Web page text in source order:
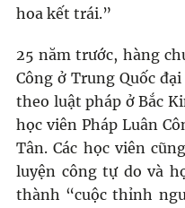
hoa kết trái.”
25 năm trước, hàng
Công ở Trung Quốc
theo luật pháp ở Bắc
học viên Pháp Luân
Tân. Các học viên
luyện công tự do và
thành “cuộc thỉnh